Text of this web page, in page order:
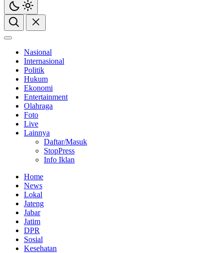
Nasional
Internasional
Politik
Hukum
Ekonomi
Entertainment
Olahraga
Foto
Live
Lainnya
Daftar/Masuk
StopPress
Info Iklan
Home
News
Lokal
Jateng
Jabar
Jatim
DPR
Sosial
Kesehatan